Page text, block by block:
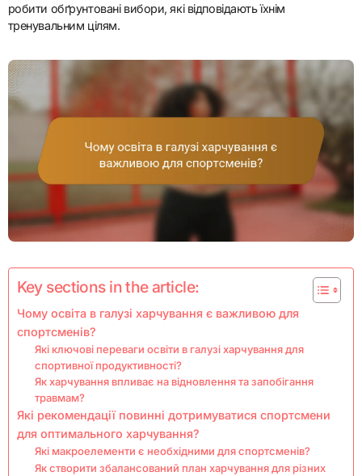
робити обґрунтовані вибори, які відповідають їхнім
тренувальним цілям.
Key sections in the article:
Чому освіта в галузі харчування є важливою для
спортсменів?
Які ключові переваги освіти в галузі харчування для
спортивної продуктивності?
Як харчування впливає на відновлення та запобігання
травмам?
Які рекомендації повинні дотримуватися спортсмени
для оптимального харчування?
Які макроелементи є необхідними для спортсменів?
Як створити збалансований план харчування для різних